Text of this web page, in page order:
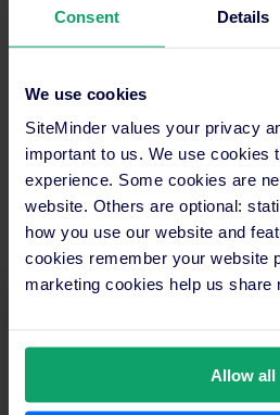
Consent Details
We use cookies
SiteMinder values your privacy
important to us. We use cookies
experience. Some cookies are
website. Others are optional:
how you use our website and
cookies remember your website
marketing cookies help us share
Allow all
cinque anni di esperienza
contenuti, Shine ha prodotto
principalmente sulla gestione
miglioramento continuo. Il
condividere articoli ben
agli albergatori di scoprire
tempo e aumentare i ricavi
Ricevi le ultime tendenze e
tua casella di